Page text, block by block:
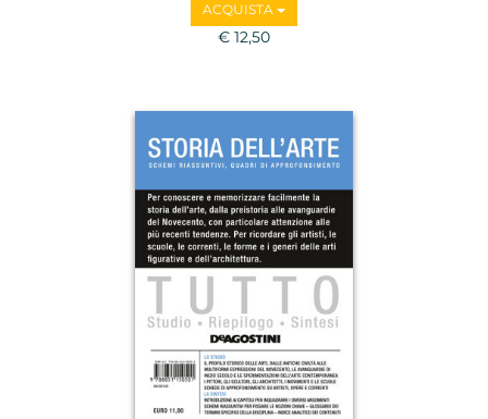
ACQUISTA
€ 12,50